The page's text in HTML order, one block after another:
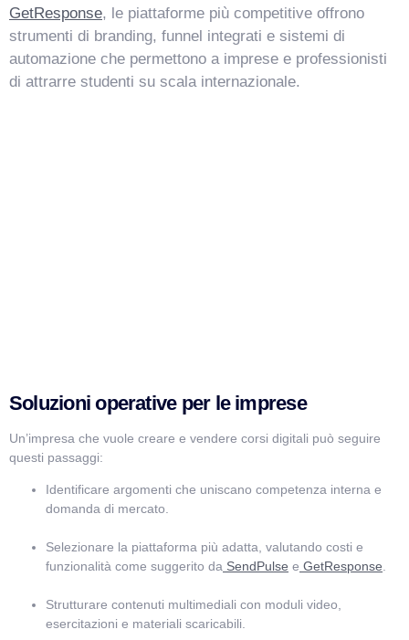
GetResponse, le piattaforme più competitive offrono
strumenti di branding, funnel integrati e sistemi di
automazione che permettono a imprese e professionisti
di attrarre studenti su scala internazionale.
Soluzioni operative per le imprese
Un’impresa che vuole creare e vendere corsi digitali può seguire
questi passaggi:
Identificare argomenti che uniscano competenza interna e
domanda di mercato.
Selezionare la piattaforma più adatta, valutando costi e
funzionalità come suggerito da SendPulse e GetResponse
Strutturare contenuti multimediali con moduli video,
esercitazioni e materiali scaricabili.